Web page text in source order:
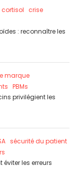
cortisol
crise
: reconnaître les
marque
PBMs
privilégient les
sécurité du patient
les erreurs